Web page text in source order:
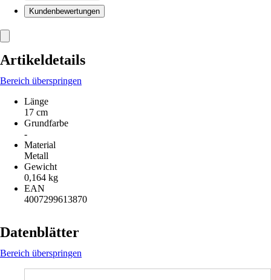
Kundenbewertungen
Artikeldetails
Bereich überspringen
Länge
17 cm
Grundfarbe
-
Material
Metall
Gewicht
0,164 kg
EAN
4007299613870
Datenblätter
Bereich überspringen